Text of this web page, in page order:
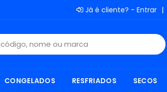
Já é cliente? - Entrar |
CONGELADOS RESFRIADOS SECOS